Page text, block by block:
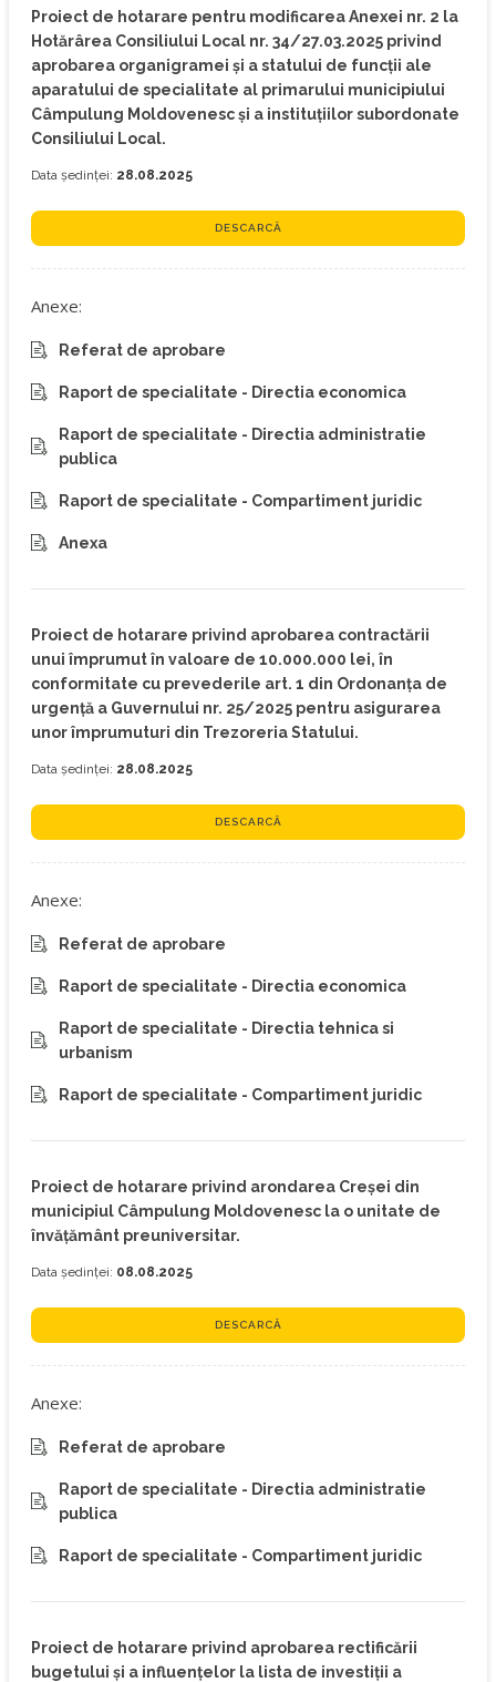
Proiect de hotarare pentru modificarea Anexei nr. 2 la
Hotărârea Consiliului Local nr. 34/27.03.2025 privind
aprobarea organigramei şi a statului de funcţii ale
aparatului de specialitate al primarului municipiului
Câmpulung Moldovenesc și a instituțiilor subordonate
Consiliului Local.
Data ședinței: 28.08.2025
DESCARCĂ
Anexe:
Referat de aprobare
Raport de specialitate - Directia economica
Raport de specialitate - Directia administratie
publica
Raport de specialitate - Compartiment juridic
Anexa
Proiect de hotarare privind aprobarea contractării
unui împrumut în valoare de 10.000.000 lei, în
conformitate cu prevederile art. 1 din Ordonanța de
urgență a Guvernului nr. 25/2025 pentru asigurarea
unor împrumuturi din Trezoreria Statului.
Data ședinței: 28.08.2025
DESCARCĂ
Anexe:
Referat de aprobare
Raport de specialitate - Directia economica
Raport de specialitate - Directia tehnica si
urbanism
Raport de specialitate - Compartiment juridic
Proiect de hotarare privind arondarea Creșei din
municipiul Câmpulung Moldovenesc la o unitate de
învățământ preuniversitar.
Data ședinței: 08.08.2025
DESCARCĂ
Anexe:
Referat de aprobare
Raport de specialitate - Directia administratie
publica
Raport de specialitate - Compartiment juridic
Proiect de hotarare privind aprobarea rectificării
bugetului și a influențelor la lista de investiții a